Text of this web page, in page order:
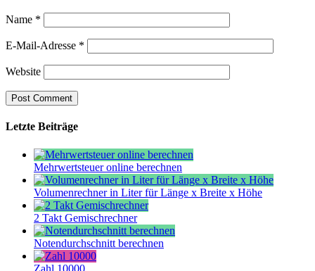
Name *
E-Mail-Adresse *
Website
Letzte Beiträge
Mehrwertsteuer online berechnen
Volumenrechner in Liter für Länge x Breite x Höhe
2 Takt Gemischrechner
Notendurchschnitt berechnen
Zahl 10000